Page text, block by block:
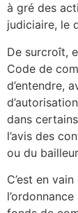
à gré des
judiciaire, le
De surcroît,
Code de
d’entendre,
dans
l’avis des
ou du
C’est en